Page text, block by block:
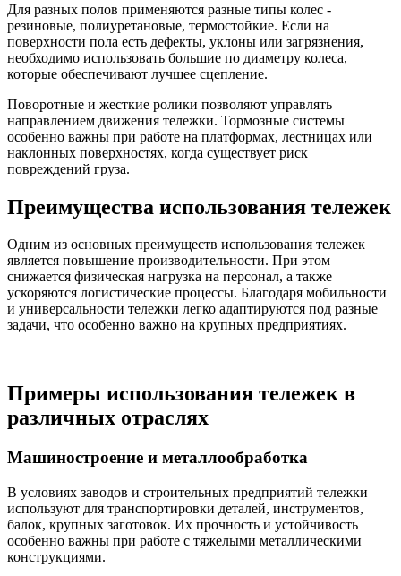
Для разных полов применяются разные типы колес -
резиновые, полиуретановые, термостойкие. Если на
поверхности пола есть дефекты, уклоны или загрязнения,
необходимо использовать большие по диаметру колеса,
которые обеспечивают лучшее сцепление.
Поворотные и жесткие ролики позволяют управлять
направлением движения тележки. Тормозные системы
особенно важны при работе на платформах, лестницах или
наклонных поверхностях, когда существует риск
повреждений груза.
Преимущества использования тележек
Одним из основных преимуществ использования тележек
является повышение производительности. При этом
снижается физическая нагрузка на персонал, а также
ускоряются логистические процессы. Благодаря мобильности
и универсальности тележки легко адаптируются под разные
задачи, что особенно важно на крупных предприятиях.
Примеры использования тележек в
различных отраслях
Машиностроение и металлообработка
В условиях заводов и строительных предприятий тележки
используют для транспортировки деталей, инструментов,
балок, крупных заготовок. Их прочность и устойчивость
особенно важны при работе с тяжелыми металлическими
конструкциями.